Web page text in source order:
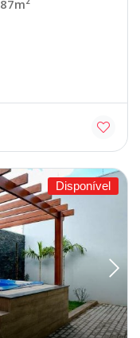
Disponível